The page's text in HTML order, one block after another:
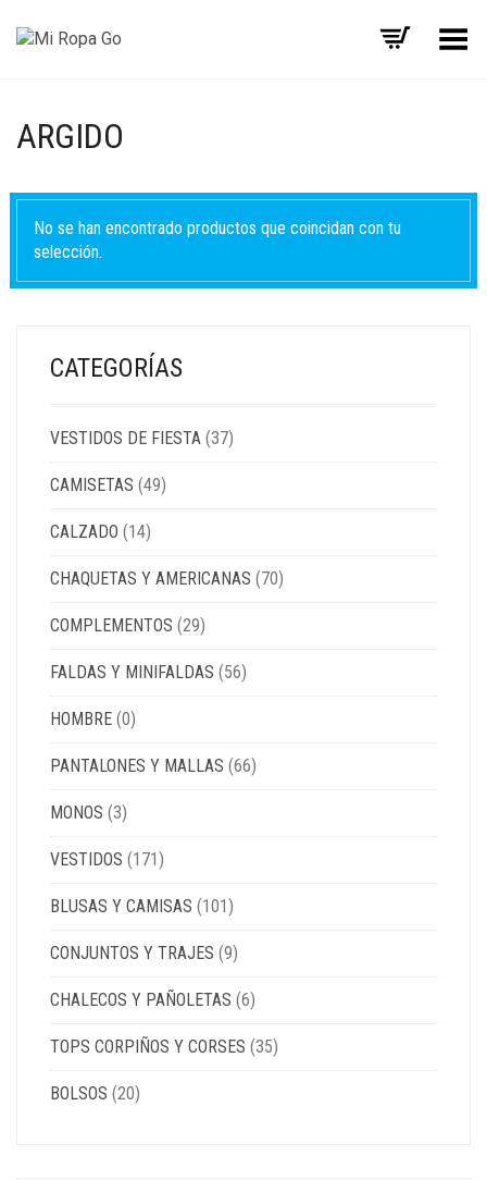
Menú
ARGIDO
No se han encontrado productos que coincidan con tu
selección.
CATEGORÍAS
VESTIDOS DE FIESTA (37)
CAMISETAS (49)
CALZADO (14)
CHAQUETAS Y AMERICANAS (70)
COMPLEMENTOS (29)
FALDAS Y MINIFALDAS (56)
HOMBRE (0)
PANTALONES Y MALLAS (66)
MONOS (3)
VESTIDOS (171)
BLUSAS Y CAMISAS (101)
CONJUNTOS Y TRAJES (9)
CHALECOS Y PAÑOLETAS (6)
TOPS CORPIÑOS Y CORSES (35)
BOLSOS (20)